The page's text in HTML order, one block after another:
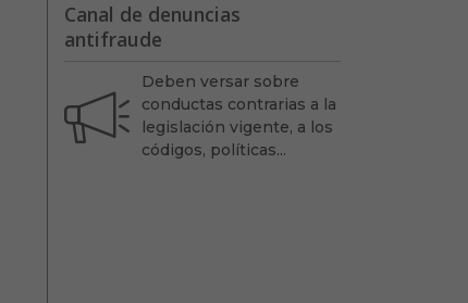
Canal de denuncias
antifraude
Deben versar sobre
conductas contrarias a la
legislación vigente, a los
códigos, políticas...